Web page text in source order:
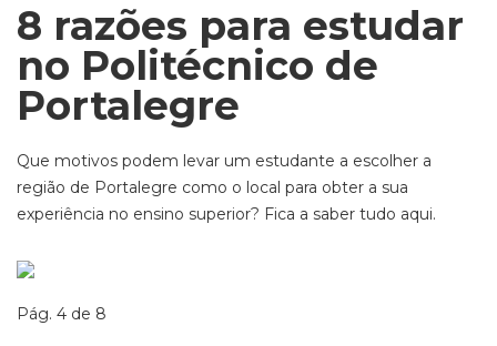
8 razões para estudar
no Politécnico de
Portalegre
Que motivos podem levar um estudante a escolher a
região de Portalegre como o local para obter a sua
experiência no ensino superior? Fica a saber tudo aqui.
Pág. 4 de 8